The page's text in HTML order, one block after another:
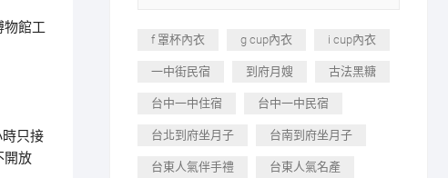
館工
只接
開放
f 罩杯內衣 g cup內衣 i cup內衣
一中街民宿 到府月嫂 古法黑糖
台中一中住宿 台中一中民宿
台北到府坐月子 台南到府坐月子
台東人氣伴手禮 台東人氣名產